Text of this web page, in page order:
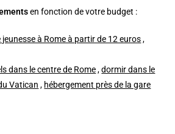
en fonction de votre budget :
jeunesse à Rome à partir de 12 euros,
dans le centre de Rome,dormir dans le
Vatican , hébergement près de la gare